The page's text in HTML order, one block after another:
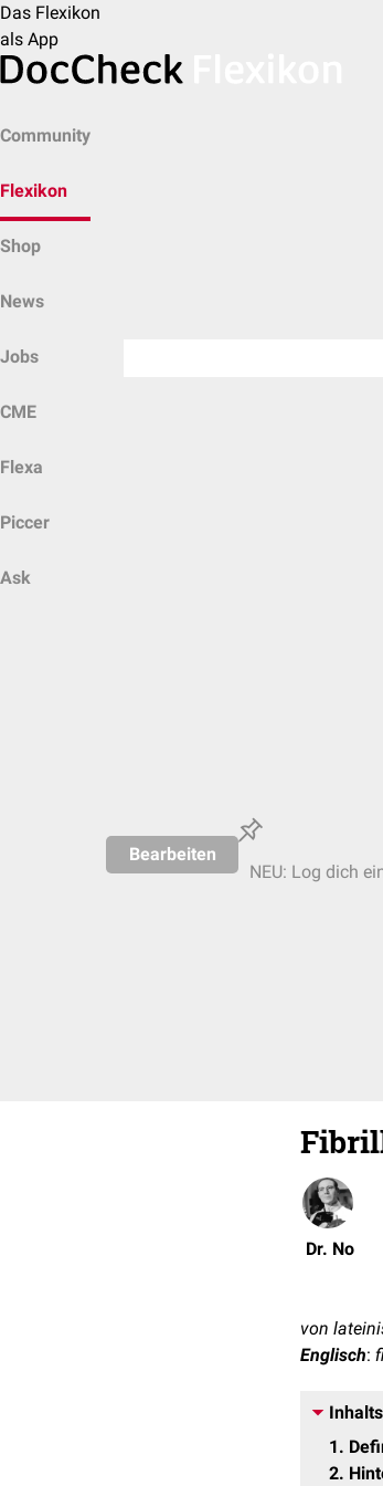
Das Flexikon
als App
Community
Flexikon
Shop
News
Jobs
CME
Flexa
Piccer
Ask
Bearbeiten
NEU: Log dich
Dr. No
von
Englisch:
1
2